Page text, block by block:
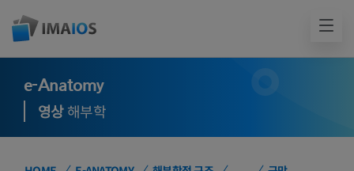
e-Anatomy
영상해부학